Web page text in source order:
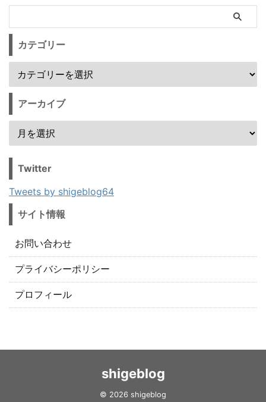
カテゴリー
アーカイブ
Twitter
Tweets by shigeblog64
サイト情報
お問い合わせ
プライバシーポリシー
プロフィール
shigeblog
© 2026 shigeblog